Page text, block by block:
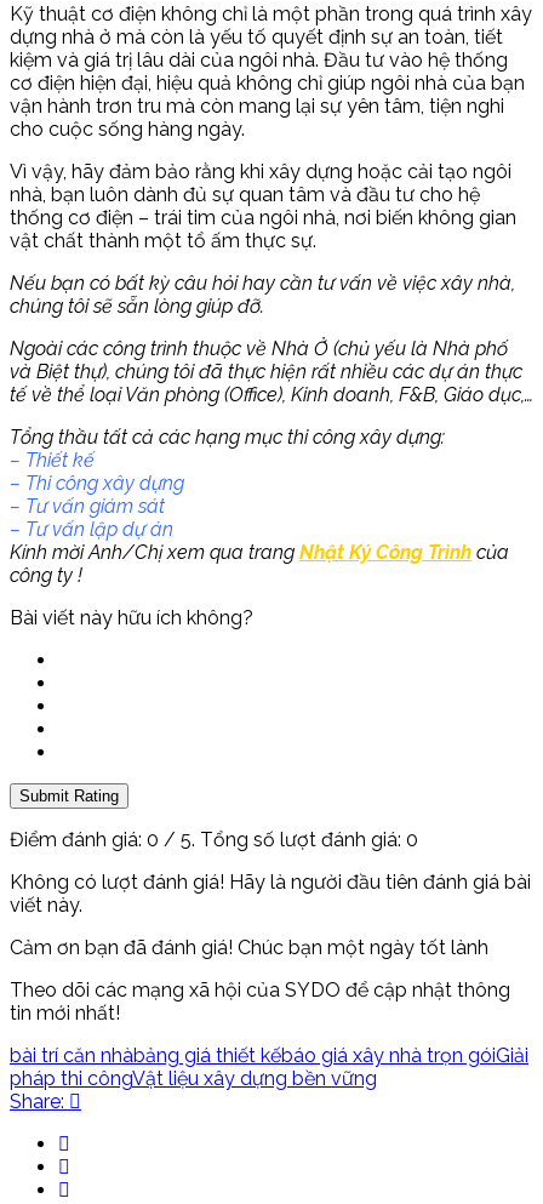
Kỹ thuật cơ điện không chỉ là một phần trong quá trình xây
dựng nhà ở mà còn là yếu tố quyết định sự an toàn, tiết
kiệm và giá trị lâu dài của ngôi nhà. Đầu tư vào hệ thống
cơ điện hiện đại, hiệu quả không chỉ giúp ngôi nhà của bạn
vận hành trơn tru mà còn mang lại sự yên tâm, tiện nghi
cho cuộc sống hàng ngày.
Vì vậy, hãy đảm bảo rằng khi xây dựng hoặc cải tạo ngôi
nhà, bạn luôn dành đủ sự quan tâm và đầu tư cho hệ
thống cơ điện – trái tim của ngôi nhà, nơi biến không gian
vật chất thành một tổ ấm thực sự.
Nếu bạn có bất kỳ câu hỏi hay cần tư vấn về việc xây nhà,
chúng tôi sẽ sẵn lòng giúp đỡ.
Ngoài các công trình thuộc về Nhà Ở (chủ yếu là Nhà phố
và Biệt thự), chúng tôi đã thực hiện rất nhiều các dự án thực
tế về thể loại Văn phòng (Office), Kinh doanh, F&B, Giáo dục,…
Tổng thầu tất cả các hạng mục thi công xây dựng:
– Thiết kế
– Thi công xây dựng
– Tư vấn giám sát
– Tư vấn lập dự án
Kính mời Anh/Chị xem qua trang Nhật Ký Công Trình của
công ty !
Bài viết này hữu ích không?
Submit Rating
Điểm đánh giá: 0 / 5. Tổng số lượt đánh giá: 0
Không có lượt đánh giá! Hãy là người đầu tiên đánh giá bài
viết này.
Cảm ơn bạn đã đánh giá! Chúc bạn một ngày tốt lành
Theo dõi các mạng xã hội của SYDO để cập nhật thông
tin mới nhất!
bài trí căn nhàbảng giá thiết kếbáo giá xây nhà trọn góiGiải
pháp thi côngVật liệu xây dựng bền vững
Share: